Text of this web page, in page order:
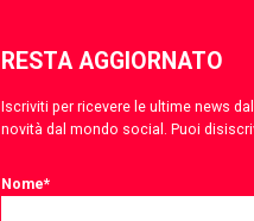
RESTA AGGIORNATO
Iscriviti per ricevere le ultime news
novità dal mondo social. Puoi
Nome*